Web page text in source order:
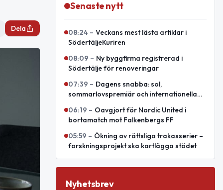
Dela
Senaste nytt
08:24 – Veckans mest lästa artiklar i
SödertäljeKuriren
08:09 – Ny byggfirma registrerad i
Södertälje för renoveringar
07:39 – Dagens snabba: sol,
sommarlovspremiär och internationella
06:19 – Oavgjort för Nordic United i
bortamatch mot Falkenbergs FF
05:59 – Ökning av rättsliga trakasserier –
forskningsprojekt ska kartlägga stödet
Nyhetsbrev